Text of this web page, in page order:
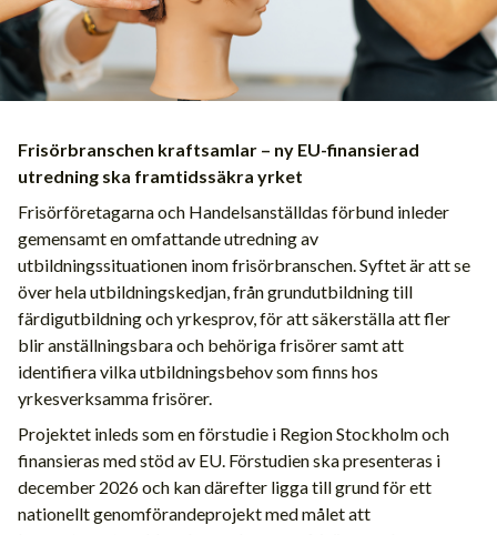
Frisörbranschen kraftsamlar – ny EU-finansierad
utredning ska framtidssäkra yrket
Frisörföretagarna och Handelsanställdas förbund inleder
gemensamt en omfattande utredning av
utbildningssituationen inom frisörbranschen. Syftet är att se
över hela utbildningskedjan, från grundutbildning till
färdigutbildning och yrkesprov, för att säkerställa att fler
blir anställningsbara och behöriga frisörer samt att
identifiera vilka utbildningsbehov som finns hos
yrkesverksamma frisörer.
Projektet inleds som en förstudie i Region Stockholm och
finansieras med stöd av EU. Förstudien ska presenteras i
december 2026 och kan därefter ligga till grund för ett
nationellt genomförandeprojekt med målet att